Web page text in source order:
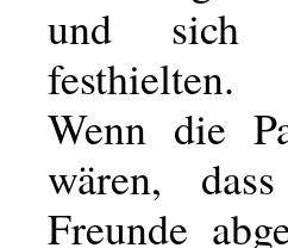
und sich
festhielten.
Wenn die
wären,
Freunde